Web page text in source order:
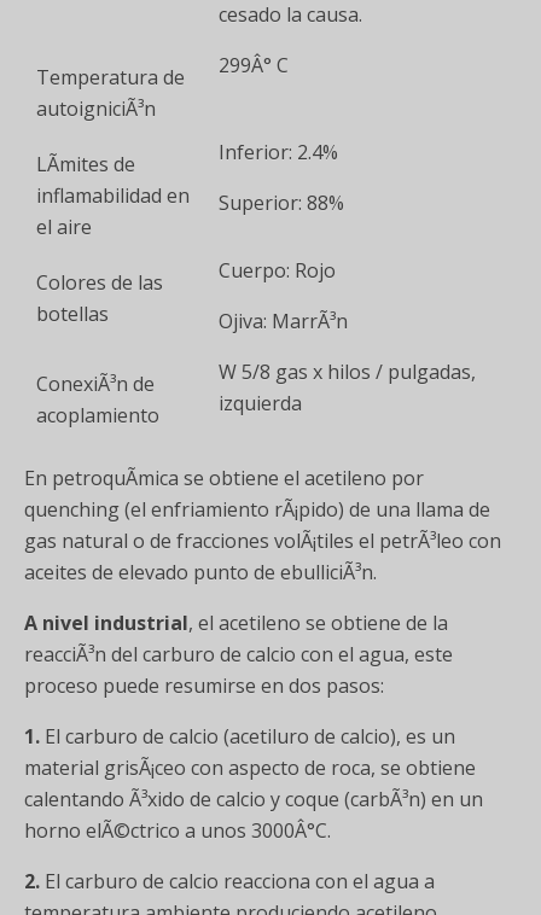
cesado la causa.
Temperatura de
autoigniciÃ³n
299Â° C
LÃ­mites de
inflamabilidad en
el aire
Inferior: 2.4%
Superior: 88%
Colores de las
botellas
Cuerpo: Rojo
Ojiva: MarrÃ³n
ConexiÃ³n de
acoplamiento
W 5/8 gas x hilos / pulgadas,
izquierda
En petroquÃ­mica se obtiene el acetileno por
quenching (el enfriamiento rÃ¡pido) de una llama de
gas natural o de fracciones volÃ¡tiles el petrÃ³leo con
aceites de elevado punto de ebulliciÃ³n.
A nivel industrial, el acetileno se obtiene de la
reacciÃ³n del carburo de calcio con el agua, este
proceso puede resumirse en dos pasos:
1. El carburo de calcio (acetiluro de calcio), es un
material grisÃ¡ceo con aspecto de roca, se obtiene
calentando Ã³xido de calcio y coque (carbÃ³n) en un
horno elÃ©ctrico a unos 3000Â°C.
2. El carburo de calcio reacciona con el agua a